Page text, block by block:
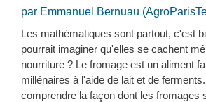
par Emmanuel Bernuau
Les mathématiques sont partout, c'est
pourrait imaginer qu'elles se cachent
nourriture ? Le fromage est un aliment
millénaires à l'aide de lait et de
comprendre la façon dont les fromages